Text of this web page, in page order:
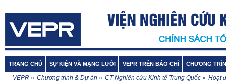
TRANG CHỦ SỰ KIỆN VÀ MẠNG LƯỚI VEPR TRÊN BÁO CHÍ CHƯƠNG
VEPR » Chương trình & Dự án » CT Nghiên cứu Kinh tế Trung Quốc » Hoạt